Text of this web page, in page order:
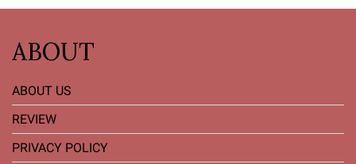
ABOUT
ABOUT US
REVIEW
PRIVACY POLICY